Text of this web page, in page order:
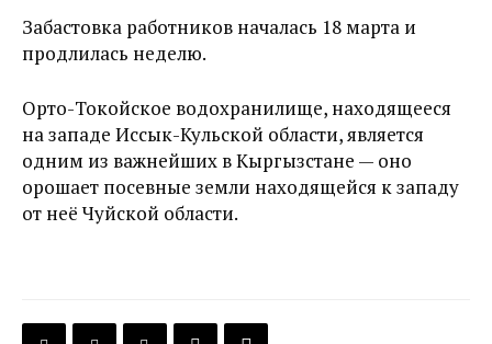
Забастовка работников началась 18 марта и
продлилась неделю.
Орто-Токойское водохранилище, находящееся
на западе Иссык-Кульской области, является
одним из важнейших в Кыргызстане — оно
орошает посевные земли находящейся к западу
от неё Чуйской области.